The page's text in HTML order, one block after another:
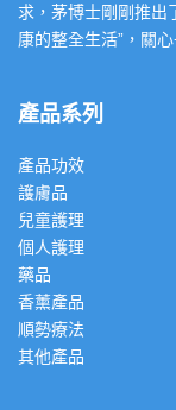
求，茅博士剛剛推出
康的整全生活”，關
產品系列
產品功效
護膚品
兒童護理
個人護理
藥品
香薰產品
順勢療法
其他產品